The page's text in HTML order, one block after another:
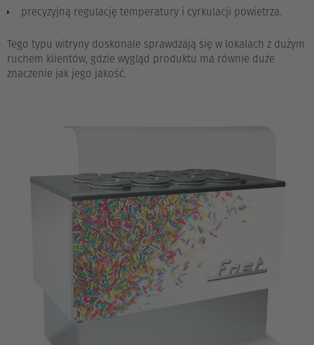
precyzyjną regulację temperatury i cyrkulacji powietrza.
Tego typu witryny doskonale sprawdzają się w lokalach z dużym
ruchem klientów, gdzie wygląd produktu ma równie duże
znaczenie jak jego jakość.